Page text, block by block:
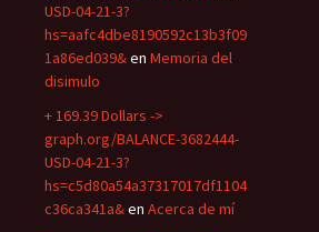
USD-04-21-3?
hs=aafc4dbe8190592c13b3f09
1a86ed039&en Memoria del
disimulo
+ 169.39 Dollars ->
graph.org/BALANCE-3682444-
USD-04-21-3?
hs=c5d80a54a37317017df1104
c36ca341a&en Acerca de mí